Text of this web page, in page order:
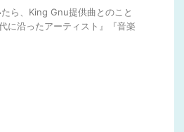
ら、King Gnu提供曲とのこと
に沿ったアーティスト』『音楽